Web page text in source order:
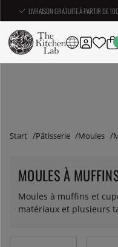
LIVRAISON GRATUITE À PARTIR DE
Start Pâtisserie Moules
MOULES À
Moules à muffins et
matériaux et plusieurs